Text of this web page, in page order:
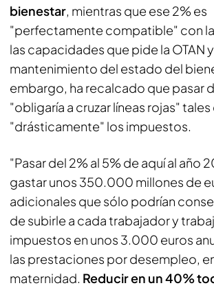
bienestar, mientras que ese 2% es
"perfectamente compatible" con
las capacidades que pide la OTAN
mantenimiento del estado del
embargo, ha recalcado que pasar
"obligaría a cruzar líneas rojas"
"drásticamente" los impuestos.
"Pasar del 2% al 5% de aquí al año
gastar unos 350.000 millones de
adicionales que sólo podrían
de subirle a cada trabajador y
impuestos en unos 3.000 euros
las prestaciones por desempleo,
maternidad. Reducir en un 40%